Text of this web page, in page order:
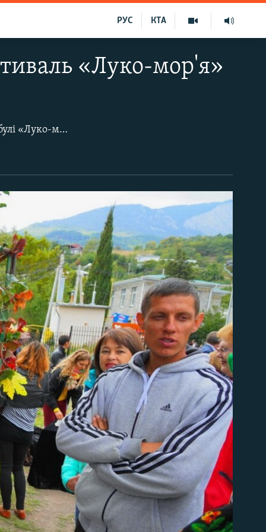
КТА
РУС
«Луко-мор'я»
10 жовтня в селі Запрудне (Велика Алушта), відбувся фестиваль ялтинськоїцибулі «Луко-мор'я. Вирощуванням цієї овочевої культури тут займається майже кожен селянин.